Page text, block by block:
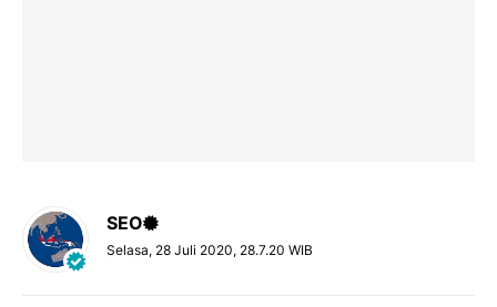
SEO
Selasa, 28 Juli 2020, 28.7.20 WIB